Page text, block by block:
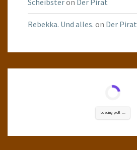
Scheibsteron Der Pirat
Rebekka. Und alles. on Der Pirat
Loading poll ...